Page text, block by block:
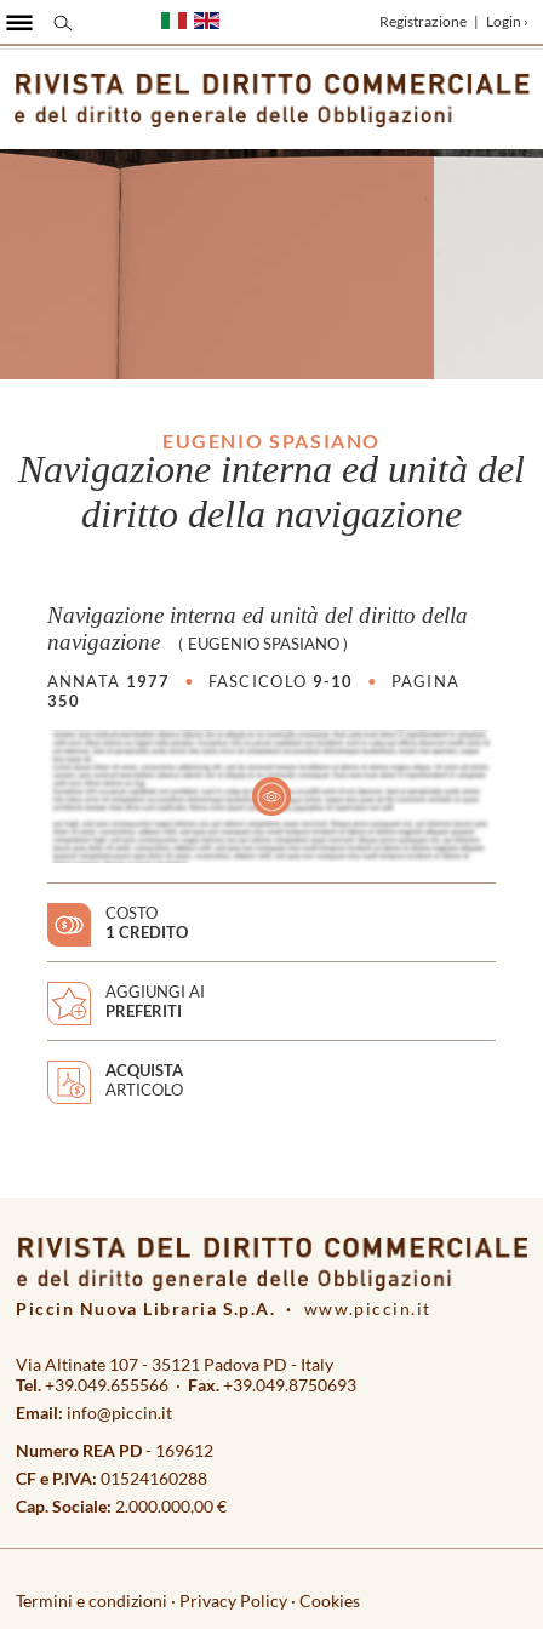
EUGENIO SPASIANO
Navigazione interna ed unità del
diritto della navigazione
Navigazione interna ed unità del diritto della
navigazione
( EUGENIO SPASIANO )
ANNATA 1977 • FASCICOLO 9-10 •
PAGINA
350
COSTO
1 CREDITO
AGGIUNGI AI
PREFERITI
ACQUISTA
ARTICOLO
Registrazione | Login ›
Piccin Nuova Libraria S.p.A. · www.piccin.it
Via Altinate 107 - 35121 Padova PD - Italy
Tel.+39.049.655566 · Fax.+39.049.8750693
Email: info@piccin.it
Numero REA PD- 169612
CF e P.IVA: 01524160288
Cap. Sociale: 2.000.000,00 €
Termini e condizioni · Privacy Policy ·Cookies